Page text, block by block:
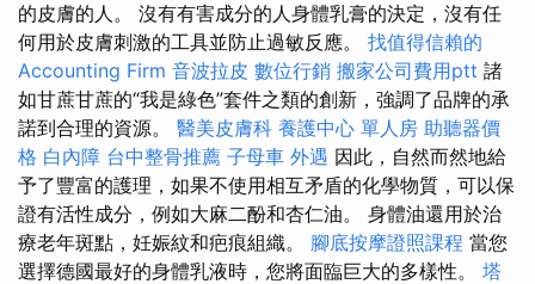
的皮膚的人。 沒有有害成分的人身體乳膏的決定，沒有任
何用於皮膚刺激的工具並防止過敏反應。 找值得信賴的
Accounting Firm 音波拉皮 數位行銷 搬家公司費用ptt 諸
如甘蔗甘蔗的“我是綠色”套件之類的創新，強調了品牌的承
諾到合理的資源。 醫美皮膚科 養護中心 單人房 助聽器價
格 白內障 台中整骨推薦 子母車 外遇 因此，自然而然地給
予了豐富的護理，如果不使用相互矛盾的化學物質，可以保
證有活性成分，例如大麻二酚和杏仁油。 身體油還用於治
療老年斑點，妊娠紋和疤痕組織。 腳底按摩證照課程 當您
選擇德國最好的身體乳液時，您將面臨巨大的多樣性。 塔